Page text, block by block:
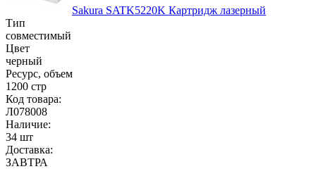
Sakura SATK5220K Картридж лазерный
Тип
совместимый
Цвет
черный
Ресурс, объем
1200 стр
Код товара:
Л078008
Наличие:
34 шт
Доставка:
ЗАВТРА